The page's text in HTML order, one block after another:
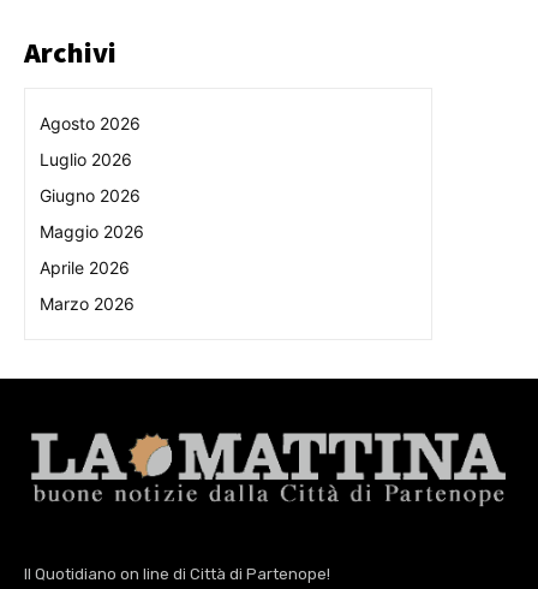
Archivi
Agosto 2026
Luglio 2026
Giugno 2026
Maggio 2026
Aprile 2026
Marzo 2026
Il Quotidiano on line di Città di Partenope!